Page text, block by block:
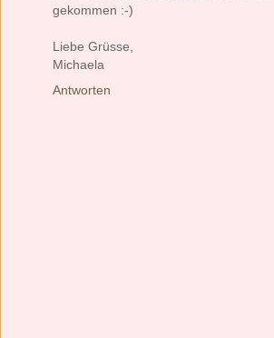
gekommen :-)
Liebe Grüsse,
Michaela
Antworten